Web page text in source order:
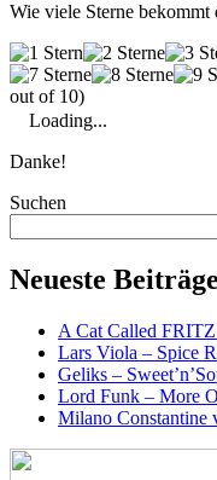
Wie viele Sterne
out of 10)
Loading...
Danke!
Suchen
Neueste Beiträge
A Cat Called
Lars Viola – Spice
Geliks –
Lord Funk – More
Milano Constantine